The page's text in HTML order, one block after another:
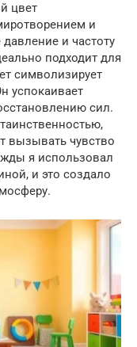
цвет
и
и частоту
подходит для
символизирует
успокаивает
сил.
вызывать чувство
я использовал
и это создало